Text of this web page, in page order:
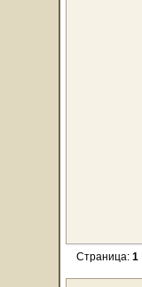
Страница: 1